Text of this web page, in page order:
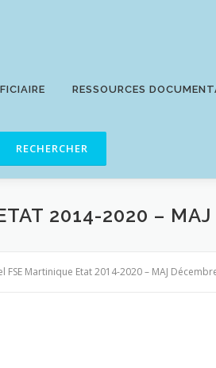
RESSOURCES
2014-2020 – MAJ
Martinique Etat 2014-2020 – MAJ